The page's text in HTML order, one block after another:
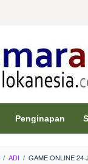
Penginapan
/ ADI / GAME ONLINE 24